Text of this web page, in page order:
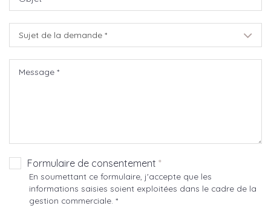
Sujet de la demande *
Formulaire de consentement *
En soumettant ce formulaire, j'accepte que les
informations saisies soient exploitées dans le cadre de la
gestion commerciale. *